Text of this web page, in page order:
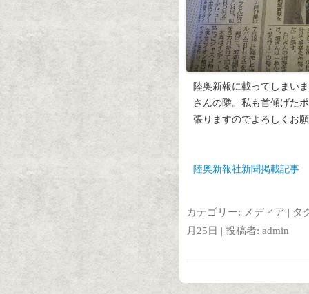
陸奥新報に載ってしまい
さんの隣。私も首傾げた
張りますのでよろしくお
陸奥新報社新聞掲載記事
カテゴリー: メディア | タ
月25日 | 投稿者: admin